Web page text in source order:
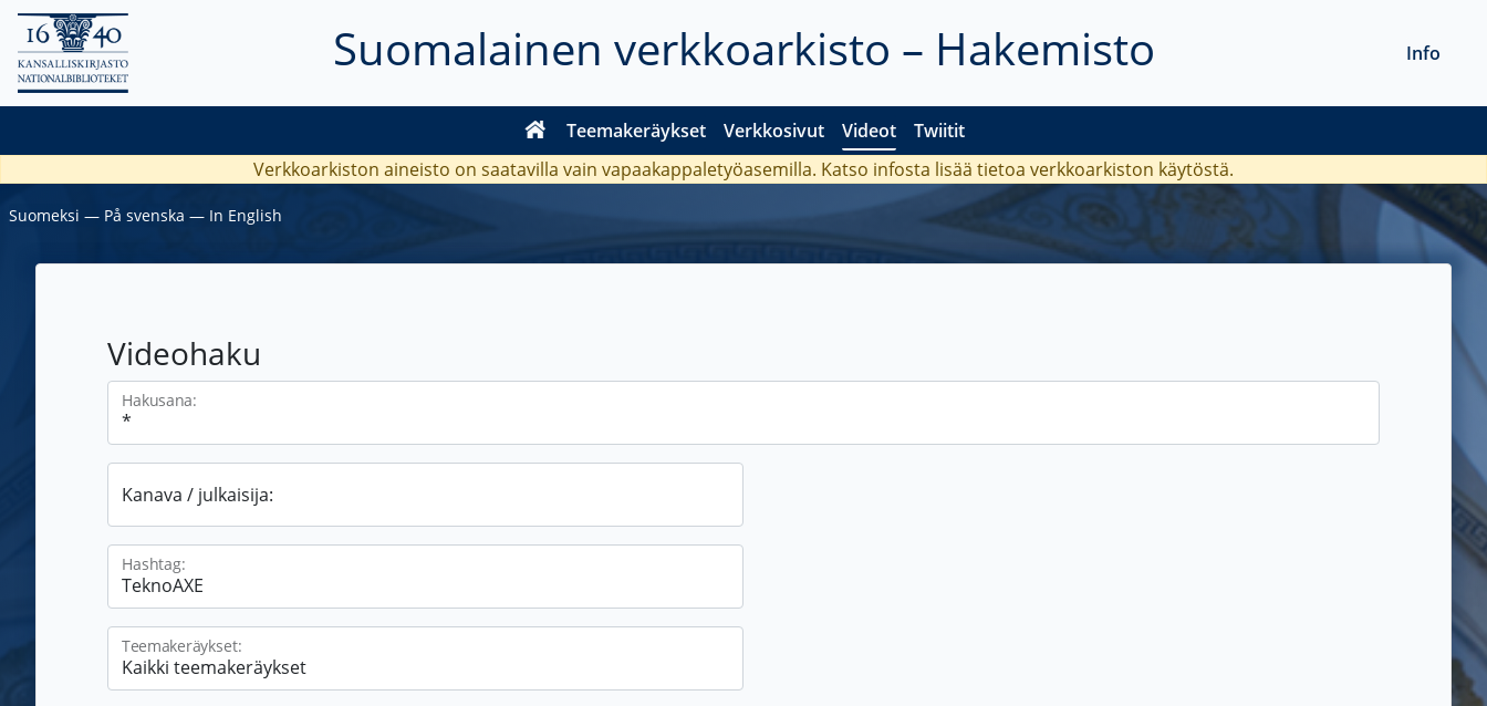
Suomalainen verkkoarkisto – Hakemisto
Teemakeräykset Verkkosivut Videot Twiitit
Info
Verkkoarkiston aineisto on saatavilla vain vapaakappaletyöasemilla. Katso infosta lisää tietoa verkkoarkiston käytöstä.
Suomeksi ― På svenska ― In English
Videohaku
Hakusana:
Kanava / julkaisija:
Hashtag:
Teemakeräykset: